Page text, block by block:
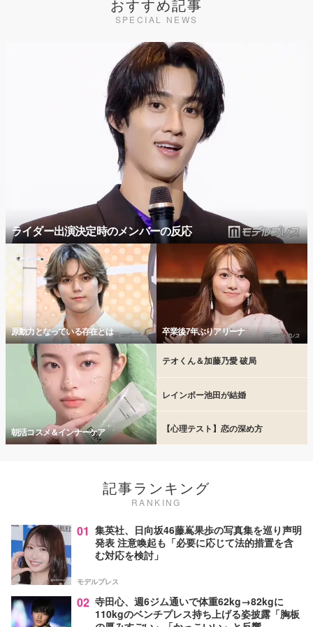
おすすめ記事
SPECIAL NEWS
ライダー出演決定時のメンバーの反応
原動力となっている存在とは 卒業後7年ぶりアリーナ
朝活コスメ＆インナーケア
テオくん＆加藤乃愛 破局
レインボー池田が結婚
【心理テスト】恋の深め方
記事ランキング
RANKING
01 集英社、日向坂46藤嶌果歩の写真集を巡り声明
発表 注意喚起も「必要に応じて法的措置を含
む対応を検討」
モデルプレス
02 寺田心、週6ジム通いで体重62kg→82kgに
110kgのベンチプレス持ち上げる姿披露「胸板